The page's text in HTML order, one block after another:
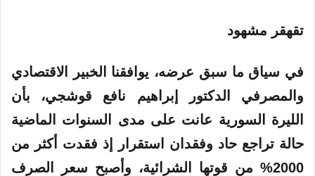
تقهقر مشهود
في سياق ما سبق عرضه، يوافقنا الخبير الاقتصادي
والمصرفي الدكتور إبراهيم نافع قوشجي، بأن
الليرة السورية عانت على مدى السنوات الماضية
حالة تراجع حاد وفقدان استقرار إذ فقدت أكثر من
2000% من قوتها الشرائية، وأصبح سعر الصرف